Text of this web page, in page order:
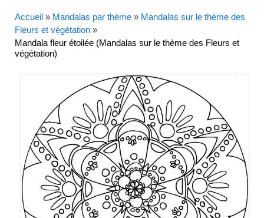
Accueil » Mandalas par thème » Mandalas sur le thème des
Fleurs et végétation »
Mandala fleur étoilée (Mandalas sur le thème des Fleurs et
végétation)